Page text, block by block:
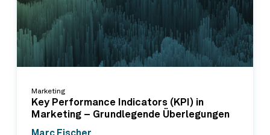
Marketing
Key Performance Indicators (KPI) in
Marketing – Grundlegende Überlegungen